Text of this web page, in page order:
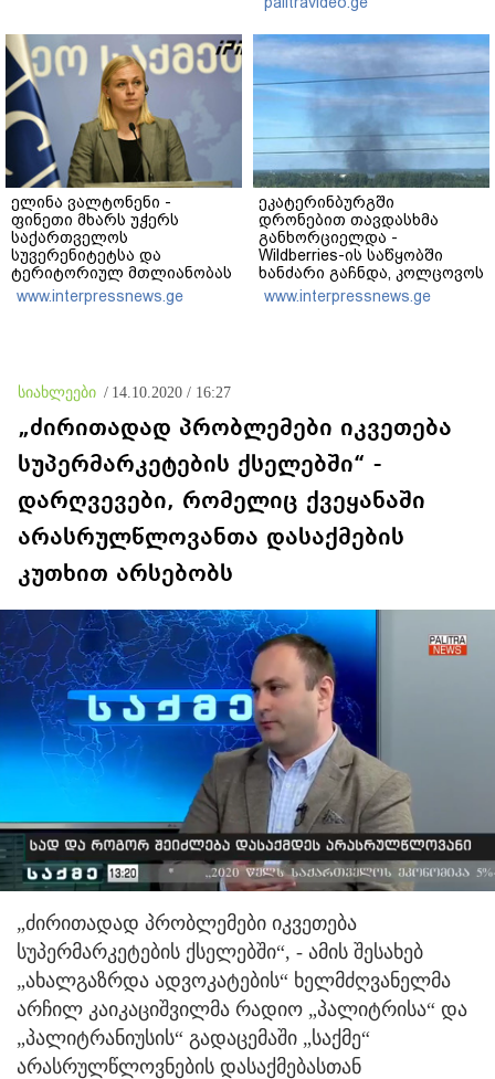
კობახიძე
ელინა ვალტონენი -
ფინეთი მხარს უჭერს
საქართველოს
სუვერენიტეტსა და
ტერიტორიულ მთლიანობას
- რუსეთს ვალდებულებების
შესრულებისკენ
www.interpressnews.ge
ეკატერინბურგში
დრონებით თავდასხმა
განხორციელდა -
Wildberries-ის საწყობში
ხანძარი გაჩნდა, კოლცოვოს
აეროპორტში კი შეზღუდვა
www.interpressnews.ge
სიახლეები / 14.10.2020 / 16:27
„ძირითადად პრობლემები იკვეთება
სუპერმარკეტების ქსელებში“ -
დარღვევები, რომელიც ქვეყანაში
არასრულწლოვანთა დასაქმების
კუთხით არსებობს
„ძირითადად პრობლემები იკვეთება
სუპერმარკეტების ქსელებში“, - ამის შესახებ
„ახალგაზრდა ადვოკატების“ ხელმძღვანელმა
არჩილ კაიკაციშვილმა რადიო „პალიტრისა“ და
„პალიტრანიუსის“ გადაცემაში „საქმე“
არასრულწლოვნების დასაქმებასთან